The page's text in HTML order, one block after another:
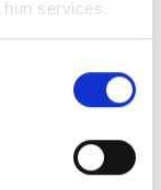
services.
opnieuw
de